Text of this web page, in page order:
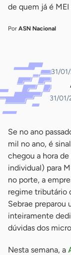
de quem já é
Por ASN Nacional
31/
31/
Se no ano
mil no ano, é
chegou a hora
individual) para
no porte, a
regime tributário
Sebrae preparou
inteiramente
dúvidas dos
Nesta semana, a